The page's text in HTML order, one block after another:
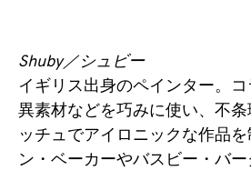
Shuby／シュビー
イギリス出身のペインター。コ
異素材などを巧みに使い、不
ッチュでアイロニックな作品
ン・ベーカーやバスビー・バ